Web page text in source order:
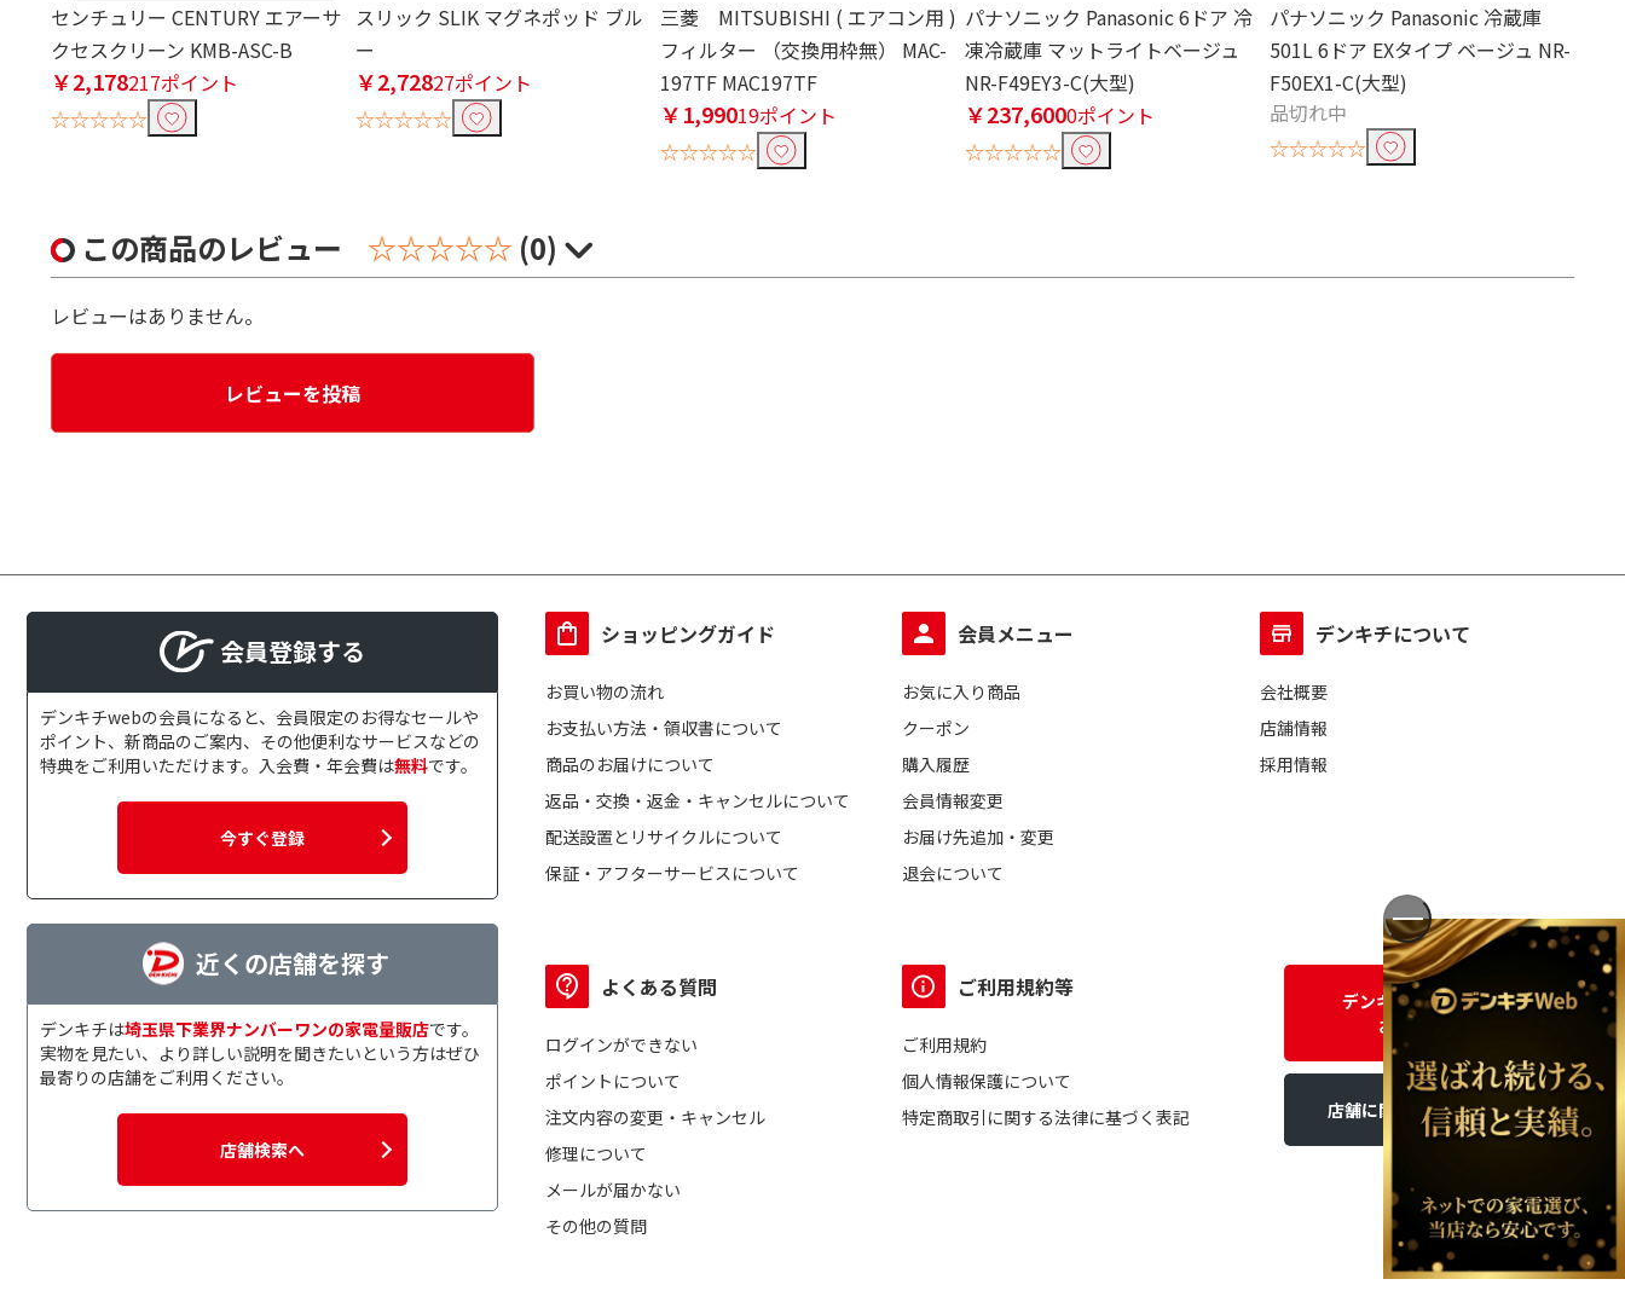
センチュリー CENTURY エアーサ
クセスクリーン KMB-ASC-B
￥2,178217ポイント
☆☆☆☆☆
スリック SLIK マグネポッド ブル
ー
￥2,72827ポイント
☆☆☆☆☆
三菱 MITSUBISHI ( エアコン用 )
フィルター （交換用枠無） MAC-
197TF MAC197TF
￥1,99019ポイント
☆☆☆☆☆
パナソニック Panasonic 6ドア 冷
凍冷蔵庫 マットライトベージュ
NR-F49EY3-C(大型)
￥237,6000ポイント
☆☆☆☆☆
パナソニック Panasonic 冷蔵庫
501L 6ドア EXタイプ ベージュ NR-
F50EX1-C(大型)
品切れ中
☆☆☆☆☆
この商品のレビュー ☆☆☆☆☆ (0)
レビューはありません。
レビューを投稿
会員登録する
デンキチwebの会員になると、会員限定のお得なセールや
ポイント、新商品のご案内、その他便利なサービスなどの
特典をご利用いただけます。入会費・年会費は無料です。
今すぐ登録
近くの店舗を探す
デンキチは埼玉県下業界ナンバーワンの家電量販店です。
実物を見たい、より詳しい説明を聞きたいという方はぜひ
最寄りの店舗をご利用ください。
店舗検索へ
ショッピングガイド
お買い物の流れ
お支払い方法・領収書について
商品のお届けについて
返品・交換・返金・キャンセルについて
配送設置とリサイクルについて
保証・アフターサービスについて
会員メニュー
お気に入り商品
クーポン
購入履歴
会員情報変更
お届け先追加・変更
退会について
デンキチについて
会社概要
店舗情報
採用情報
よくある質問
ログインができない
ポイントについて
注文内容の変更・キャンセル
修理について
メールが届かない
その他の質問
ご利用規約等
ご利用規約
個人情報保護について
特定商取引に関する法律に基づく表記
デンキチWEBに関する
お問い合わせ
店舗に関するお問い合わせ